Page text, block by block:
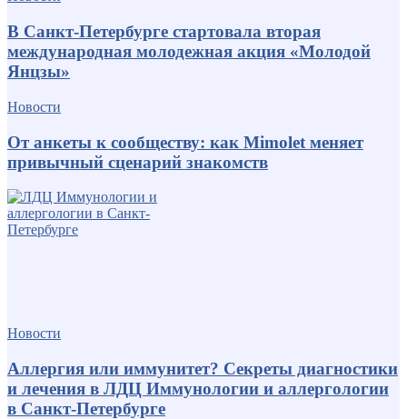
В Санкт-Петербурге стартовала вторая
международная молодежная акция «Молодой
Янцзы»
Новости
От анкеты к сообществу: как Mimolet меняет
привычный сценарий знакомств
Новости
Аллергия или иммунитет? Секреты диагностики
и лечения в ЛДЦ Иммунологии и аллергологии
в Санкт-Петербурге